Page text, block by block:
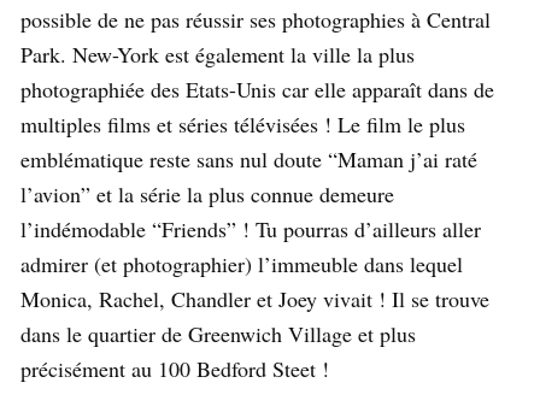
possible de ne pas réussir ses photographies à Central
Park. New-York est également la ville la plus
photographiée des Etats-Unis car elle apparaît dans de
multiples films et séries télévisées ! Le film le plus
emblématique reste sans nul doute “Maman j’ai raté
l’avion” et la série la plus connue demeure
l’indémodable “Friends” ! Tu pourras d’ailleurs aller
admirer (et photographier) l’immeuble dans lequel
Monica, Rachel, Chandler et Joey vivait ! Il se trouve
dans le quartier de Greenwich Village et plus
précisément au 100 Bedford Steet !